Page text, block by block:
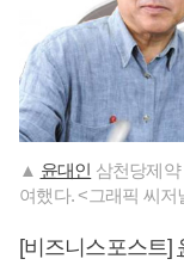
▲ 윤대인 삼천당제
여했다. <그래픽 씨저
[비즈니스포스트]